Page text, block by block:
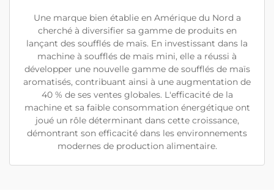
Une marque bien établie en Amérique du Nord a
cherché à diversifier sa gamme de produits en
lançant des soufflés de maïs. En investissant dans la
machine à soufflés de maïs mini, elle a réussi à
développer une nouvelle gamme de soufflés de maïs
aromatisés, contribuant ainsi à une augmentation de
40 % de ses ventes globales. L'efficacité de la
machine et sa faible consommation énergétique ont
joué un rôle déterminant dans cette croissance,
démontrant son efficacité dans les environnements
modernes de production alimentaire.